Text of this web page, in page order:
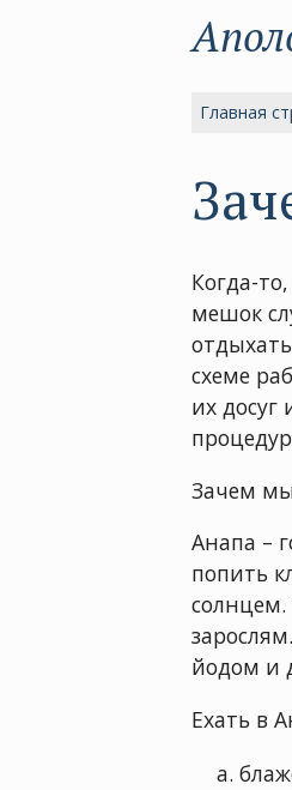
Главная
Когда-
мешок
схеме
их
Зачем
Анапа –
попить
йодом и
Ехать в